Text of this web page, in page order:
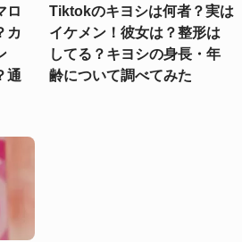
ロ
カ
通
Tiktokのキヨシは何者？実は
イケメン！彼女は？整形は
してる？キヨシの身長・年
齢について調べてみた